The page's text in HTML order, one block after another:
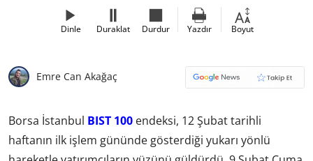
Dinle Duraklat Durdur Yazdır Boyut
Emre Can Akağaç
Borsa İstanbul BIST 100 endeksi, 12 Şubat tarihli
haftanın ilk işlem gününde gösterdiği yukarı yönlü